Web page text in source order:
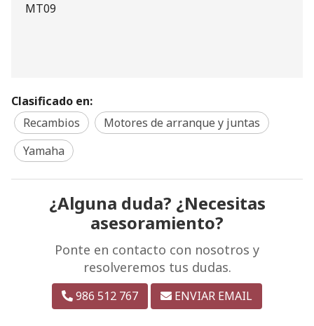
MT09
Clasificado en:
Recambios
Motores de arranque y juntas
Yamaha
¿Alguna duda? ¿Necesitas
asesoramiento?
Ponte en contacto con nosotros y
resolveremos tus dudas.
986 512 767 ENVIAR EMAIL